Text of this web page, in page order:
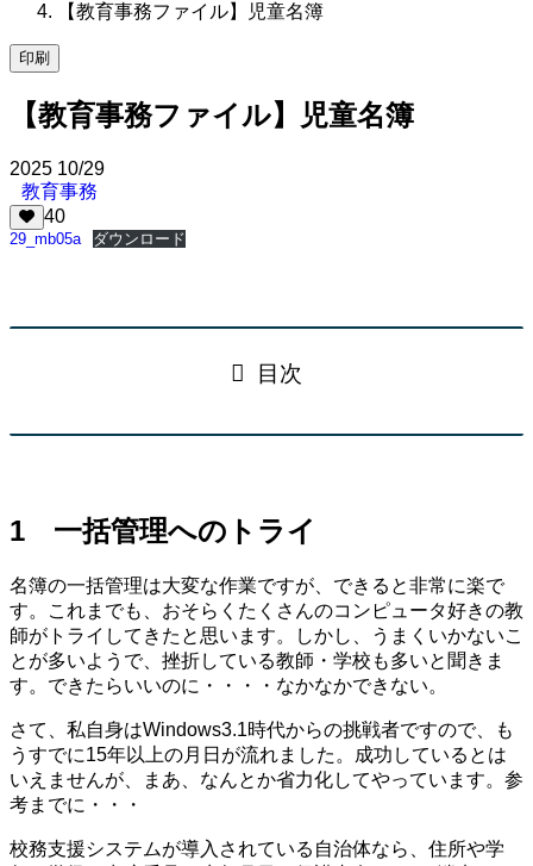
【教育事務ファイル】児童名簿
印刷
【教育事務ファイル】児童名簿
2025 10/29
教育事務
40
29_mb05a ダウンロード
目次
1 一括管理へのトライ
名簿の一括管理は大変な作業ですが、できると非常に楽で
す。これまでも、おそらくたくさんのコンピュータ好きの教
師がトライしてきたと思います。しかし、うまくいかないこ
とが多いようで、挫折している教師・学校も多いと聞きま
す。できたらいいのに・・・・なかなかできない。
さて、私自身はWindows3.1時代からの挑戦者ですので、も
うすでに15年以上の月日が流れました。成功しているとは
いえませんが、まあ、なんとか省力化してやっています。参
考までに・・・
校務支援システムが導入されている自治体なら、住所や学